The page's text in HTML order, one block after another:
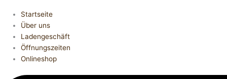
Startseite
Über uns
Ladengeschäft
Öffnungszeiten
Onlineshop